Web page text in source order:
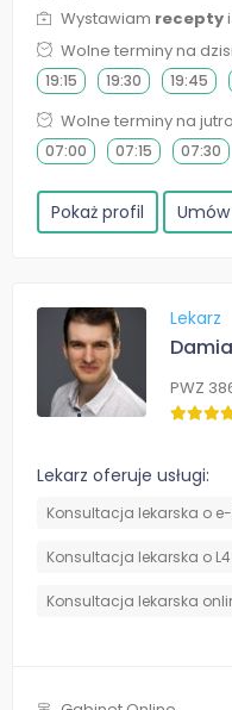
Wystawiam receptyi
Wolne terminy na
19:15 19:30 19:45
Wolne terminy na
07:00 07:15 07:30
Pokaż profil
Lekarz
PWZ
Lekarz oferuje usługi:
Konsultacja lekarska o
Konsultacja lekarska o
Konsultacja lekarska